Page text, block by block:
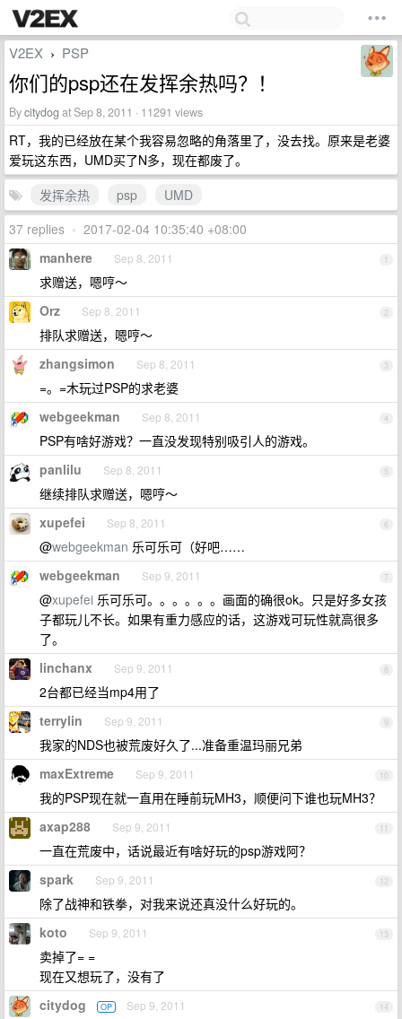
V2EX › PSP
你们的psp还在发挥余热吗？！
Bycitydog at Sep 8, 2011 · 11291 views
RT，我的已经放在某个我容易忽略的角落里了，没去找。原来是老婆
爱玩这东西，UMD买了N多，现在都废了。
发挥余热
psp
UMD
37 replies • 2017-02-04 10:35:40 +08:00
1
manhere Sep 8, 2011
求赠送，嗯哼～
2
Orz Sep 8, 2011
排队求赠送，嗯哼～
3
zhangsimon Sep 8, 2011
=。=木玩过PSP的求老婆
4
webgeekman Sep 8, 2011
PSP有啥好游戏？一直没发现特别吸引人的游戏。
5
panlilu Sep 8, 2011
继续排队求赠送，嗯哼～
6
xupefei Sep 8, 2011
@webgeekman 乐可乐可（好吧……
7
webgeekman Sep 9, 2011
@xupefei 乐可乐可。。。。。。画面的确很ok。只是好多女孩
子都玩儿不长。如果有重力感应的话，这游戏可玩性就高很多
了。
8
linchanx Sep 9, 2011
2台都已经当mp4用了
9
terrylin Sep 9, 2011
我家的NDS也被荒废好久了...准备重温玛丽兄弟
10
maxExtreme Sep 9, 2011
我的PSP现在就一直用在睡前玩MH3，顺便问下谁也玩MH3？
11
axap288 Sep 9, 2011
一直在荒废中，话说最近有啥好玩的psp游戏阿？
12
spark Sep 9, 2011
除了战神和铁拳，对我来说还真没什么好玩的。
13
koto Sep 9, 2011
卖掉了= =
现在又想玩了，没有了
14
citydog OP Sep 9, 2011